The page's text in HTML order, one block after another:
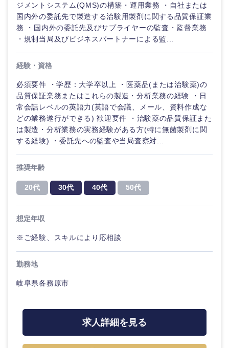
ご希望の職種を選択してください
経営企
画・事業
管理
SCM
人事
政策渉外
ご希望の職種を選択してください
経営企画・事業企画
経営ボード
管理
マーケティング
営業
ご希望の業界を選択してください
商社・卸
エネルギー・資源・環境
自動車・機械・船舶
素材・化学・金属
食品・化粧品・アパレル・消費財
ご希望の勤務地を選択してください
北海道・東北地方
北海道 青森県
宮城県
ご希望条件を入力ください
希望年収
推奨年齢
フリーワード
ジメントシステム(QMS)の構築・運用業務 ・自社または
国内外の委託先で製造する治験用製剤に関する品質保証業
務 ・国内外の委託先及びサプライヤーの監査・監督業務
・規制当局及びビジネスパートナーによる監...
経験・資格
必須要件 ・学歴：大学卒以上 ・医薬品(または治験薬)の
品質保証業務またはこれらの製造・分析業務の経験 ・日
常会話レベルの英語力(英語で会議、メール、資料作成な
どの業務遂行ができる) 歓迎要件 ・治験薬の品質保証また
は製造・分析業務の実務経験がある方(特に無菌製剤に関
する経験) ・委託先への監査や当局査察対...
推奨年齢
20代 30代 40代 50代
想定年収
※ご経験、スキルにより応相談
勤務地
岐阜県各務原市
求人詳細を見る